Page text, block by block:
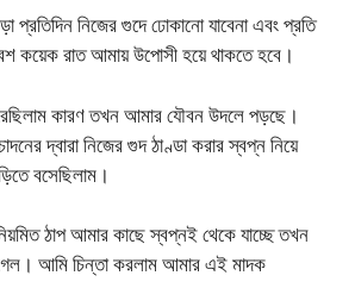
প্রতিদিন নিজের গুদে ঢোকানো যাবেনা এবং প্রতি
কয়েক রাত আমায় উপোসী হয়ে থাকতে হবে।
কারণ তখন আমার যৌবন উদলে পড়ছে।
দ্বারা নিজের গুদ ঠাণ্ডা করার স্বপ্ন নিয়ে
বসেছিলাম।
ঠাপ আমার কাছে স্বপ্নই থেকে যাচ্ছে তখন
আমি চিন্তা করলাম আমার এই মাদক